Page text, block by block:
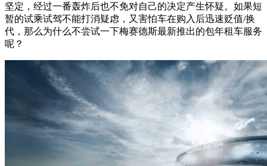
坚定，经过一番轰炸后也不免对自己的决定产生怀疑。如果短
暂的试乘试驾不能打消疑虑，又害怕车在购入后迅速贬值/换
代，那么为什么不尝试一下梅赛德斯最新推出的包年租车服务
呢？